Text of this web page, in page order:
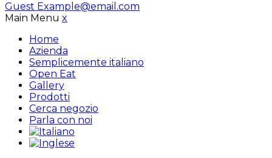
Guest Example@email.com
Main Menu x
Home
Azienda
Semplicemente italiano
Open Eat
Gallery
Prodotti
Cerca negozio
Parla con noi